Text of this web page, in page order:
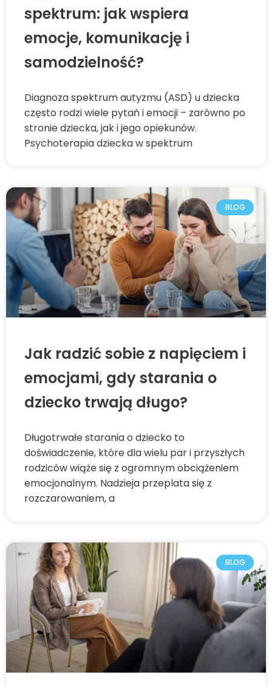
spektrum: jak wspiera
emocje, komunikację i
samodzielność?
Diagnoza spektrum autyzmu (ASD) u dziecka
często rodzi wiele pytań i emocji – zarówno po
stronie dziecka, jak i jego opiekunów.
Psychoterapia dziecka w spektrum
BLOG
Jak radzić sobie z napięciem i
emocjami, gdy starania o
dziecko trwają długo?
Długotrwałe starania o dziecko to
doświadczenie, które dla wielu par i przyszłych
rodziców wiąże się z ogromnym obciążeniem
emocjonalnym. Nadzieja przeplata się z
rozczarowaniem, a
BLOG